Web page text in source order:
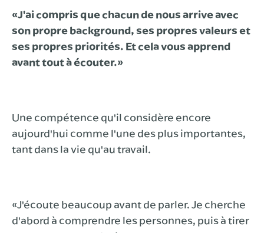
«J'ai compris que chacun de nous arrive avec
son propre background, ses propres valeurs et
ses propres priorités. Et cela vous apprend
avant tout à écouter.»
Une compétence qu'il considère encore
aujourd'hui comme l'une des plus importantes,
tant dans la vie qu'au travail.
«J'écoute beaucoup avant de parler. Je cherche
d'abord à comprendre les personnes, puis à tirer